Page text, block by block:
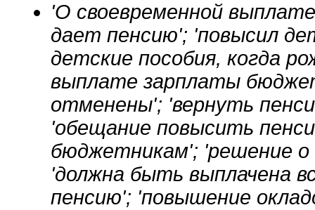
'О своевременной
дает пенсию'; 'повысил
детские пособия, когда
выплате зарплаты
отменены'; 'вернуть
'обещание повысить
бюджетникам'; 'решение о
'должна быть выплачена
пенсию'; 'повышение